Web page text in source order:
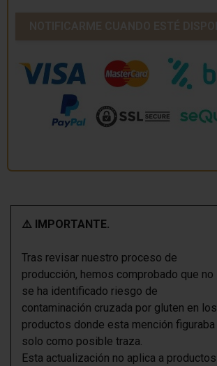
⚠️ IMPORTANTE.
Tras revisar nuestro proceso de
producción, hemos comprobado que no
se ha identificado riesgo de
contaminación cruzada por gluten en los
productos donde esta mención figuraba
solo como posible traza.
Esta actualización no aplica a productos